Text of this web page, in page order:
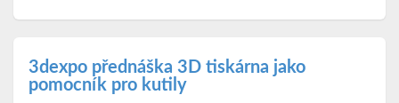
3dexpo přednáška 3D tiskárna jako
pomocník pro kutily